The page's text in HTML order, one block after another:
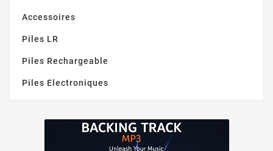
Accessoires
Piles LR
Piles Rechargeable
Piles Electroniques